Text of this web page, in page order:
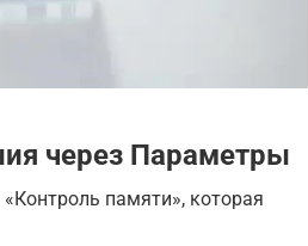
через Параметры
памяти», которая